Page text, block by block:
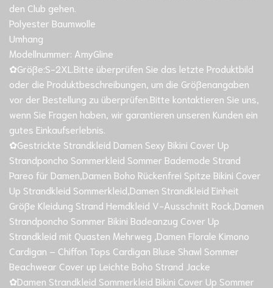
den Club gehen.
Polyester Baumwolle
Umhang
Modellnummer: AmyGline
✿Größe:S-2XL.Bitte überprüfen Sie das letzte Produktbild
oder die Produktbeschreibungen, um die Größenangaben
vor der Bestellung zu überprüfen.Bitte kontaktieren Sie uns,
wenn Sie Fragen haben, wir garantieren unseren Kunden ein
gutes Einkaufserlebnis.
✿Gestrickte Strandkleid Damen Sexy Bikini Cover Up
Strandponcho Sommerkleid Sommer Bademode Strand
Pareo für Damen,Damen Boho Rückenfrei Spitze Bikini Cover
Up Strandkleid Sommerkleid,Damen Strandkleid Einheit
Größe Kleidung Strand Hemdkleid V-Ausschnitt Rock,Damen
Strandponcho Sommer Bikini Badeanzug Cover Up
Strandkleid mit Quasten Mehrweg ,Damen Florale Kimono
Cardigan – Chiffon Tops Cardigan Bluse Shawl Sommer
Beachwear Cover up Leichte Boho Strand Jacke
✿Damen Strandkleid Sommerkleid Bikini Cover Up Sommer